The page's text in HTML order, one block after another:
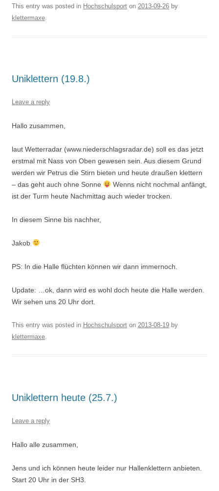
This entry was posted in Hochschulsport on 2013-09-26 by
klettermaxe
Uniklettern (19.8.)
Leave a reply
Hallo zusammen,
laut Wetterradar (www.niederschlagsradar.de) soll es das jetzt
erstmal mit Nass von Oben gewesen sein. Aus diesem Grund
werden wir Petrus die Stirn bieten und heute draußen klettern
– das geht auch ohne Sonne
Wenns nicht nochmal anfängt,
ist der Turm heute Nachmittag auch wieder trocken.
In diesem Sinne bis nachher,
Jakob
PS: In die Halle flüchten können wir dann immernoch.
Update: …ok, dann wird es wohl doch heute die Halle werden.
Wir sehen uns 20 Uhr dort.
This entry was posted in Hochschulsport on 2013-08-19 by
klettermaxe
Uniklettern heute (25.7.)
Leave a reply
Hallo alle zusammen,
Jens und ich können heute leider nur Hallenklettern anbieten.
Start 20 Uhr in der SH3.